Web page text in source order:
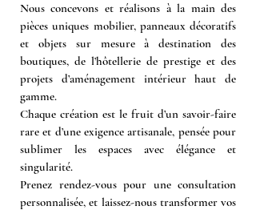
Nous concevons et réalisons à la main des
pièces uniques mobilier, panneaux décoratifs
et objets sur mesure à destination des
boutiques, de l’hôtellerie de prestige et des
projets d’aménagement intérieur haut de
gamme.
Chaque création est le fruit d’un savoir-faire
rare et d’une exigence artisanale, pensée pour
sublimer les espaces avec élégance et
singularité.
Prenez rendez-vous pour une consultation
personnalisée, et laissez-nous transformer vos